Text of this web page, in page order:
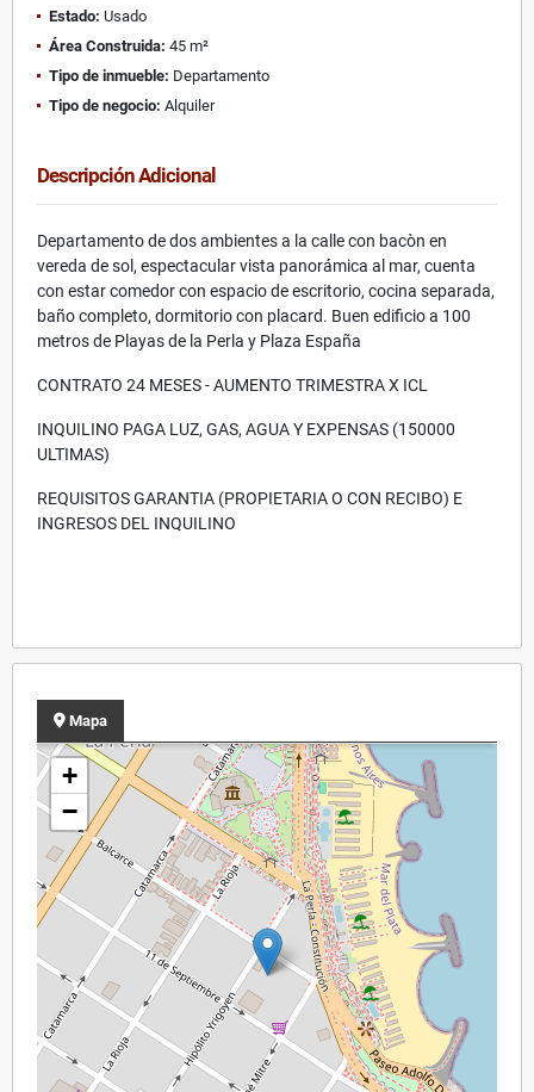
Estado: Usado
Área Construida: 45 m²
Tipo de inmueble: Departamento
Tipo de negocio: Alquiler
Descripción Adicional
Departamento de dos ambientes a la calle con bacòn en
vereda de sol, espectacular vista panorámica al mar, cuenta
con estar comedor con espacio de escritorio, cocina separada,
baño completo, dormitorio con placard. Buen edificio a 100
metros de Playas de la Perla y Plaza España
CONTRATO 24 MESES - AUMENTO TRIMESTRA X ICL
INQUILINO PAGA LUZ, GAS, AGUA Y EXPENSAS (150000
ULTIMAS)
REQUISITOS GARANTIA (PROPIETARIA O CON RECIBO) E
INGRESOS DEL INQUILINO
Mapa
+
−